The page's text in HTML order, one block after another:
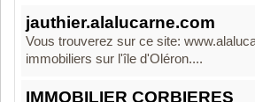
jauthier.alalucarne.com
Vous trouverez sur ce site:
immobiliers sur l'île d'Oléron....
IMMOBILIER CORBIERES